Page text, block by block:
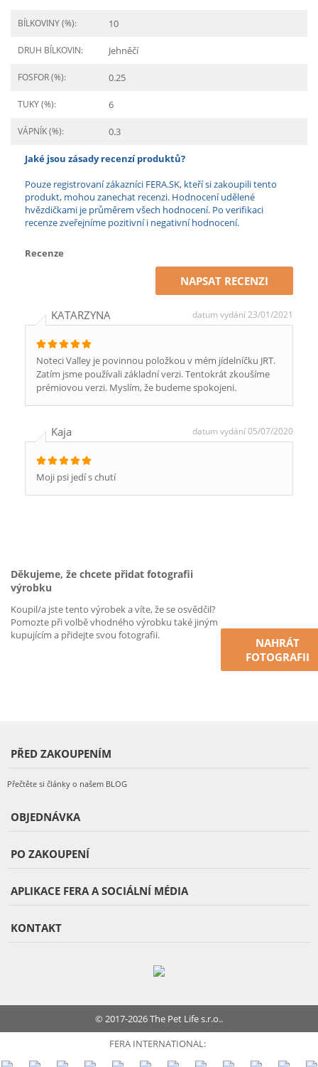
BÍLKOVINY (%): 10
DRUH BÍLKOVIN: Jehněčí
FOSFOR (%): 0.25
TUKY (%): 6
VÁPNÍK (%): 0.3
Jaké jsou zásady recenzí produktů?
Pouze registrovaní zákazníci FERA.SK, kteří si zakoupili tento
produkt, mohou zanechat recenzi. Hodnocení udělené
hvězdičkami je průměrem všech hodnocení. Po verifikaci
recenze zveřejníme pozitivní i negativní hodnocení.
Recenze
NAPSAT RECENZI
KATARZYNA datum vydání 23/01/2021
Noteci Valley je povinnou položkou v mém jídelníčku JRT.
Zatím jsme používali základní verzi. Tentokrát zkoušíme
prémiovou verzi. Myslím, že budeme spokojeni.
Kaja datum vydání 05/07/2020
Moji psi jedí s chutí
Děkujeme, že chcete přidat fotografii
výrobku
Koupil/a jste tento výrobek a víte, že se osvědčil?
Pomozte při volbě vhodného výrobku také jiným
kupujícím a přidejte svou fotografii.
NAHRÁT
FOTOGRAFII
PŘED ZAKOUPENÍM
Přečtěte si články o našem BLOG
OBJEDNÁVKA
PO ZAKOUPENÍ
APLIKACE FERA A SOCIÁLNÍ MÉDIA
KONTAKT
© 2017-2026 The Pet Life s.r.o..
FERA INTERNATIONAL: